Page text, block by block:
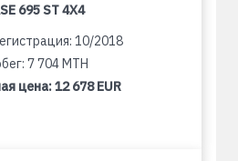
695 ST 4X4
10/2018
7 704 MTH
цена:12 678 EUR